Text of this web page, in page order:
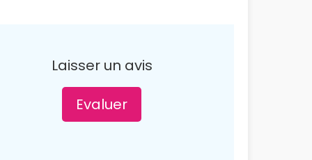
Laisser un avis
Evaluer